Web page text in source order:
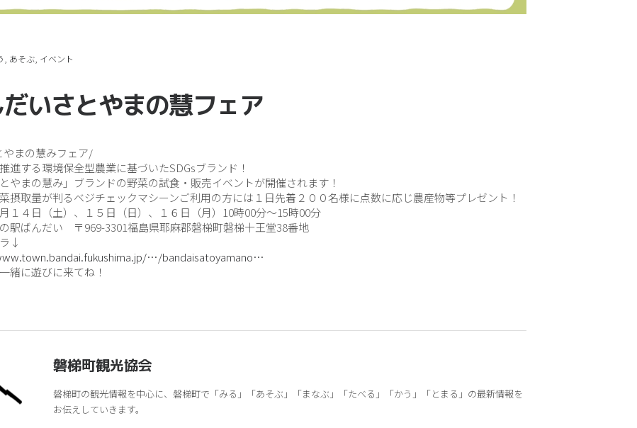
あそぶ イベント
いさとやまの慧フェア
まの慧みフェア/
進する環境保全型農業に基づいたSDGsブランド！
とやまの慧み」ブランドの野菜の試食・販売イベントが開催されます！
摂取量が判るベジチェックマシーンご利用の方には１日先着２００名様に点数に応じ農産物等プレゼント！
１４日（土）、１５日（日）、１６日（月）10時00分～15時00分
駅ばんだい 〒969-3301福島県耶麻郡磐梯町磐梯十王堂38番地
↓
…/bandaisatoyamano…
緒に遊びに来てね！
磐梯町観光協会
磐梯町の観光情報を中心に、磐梯町で「みる」「あそぶ」「まなぶ」「たべる」「かう」「とまる」の最新情報を
お伝えしていきます。